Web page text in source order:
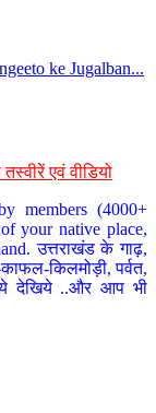
ke Jugalban...
एवं वीडियो
members (4000+
your native place,
उत्तराखंड के गाढ़,
किलमोड़ी, पर्वत,
देखिये ..और आप भी